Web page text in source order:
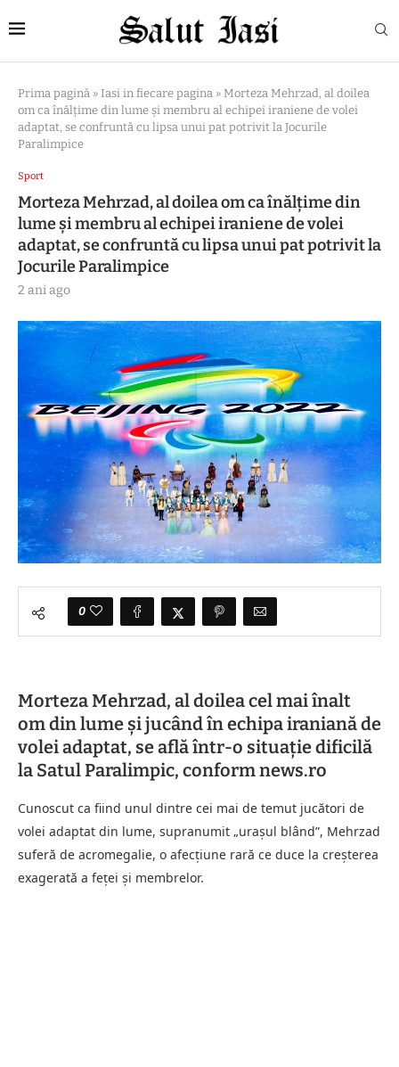
Prima pagină » Iasi in fiecare pagina » Morteza Mehrzad, al doilea
om ca înălțime din lume și membru al echipei iraniene de volei
adaptat, se confruntă cu lipsa unui pat potrivit la Jocurile
Paralimpice
Sport
Morteza Mehrzad, al doilea om ca înălțime din
lume și membru al echipei iraniene de volei
adaptat, se confruntă cu lipsa unui pat potrivit la
Jocurile Paralimpice
2 ani ago
0
Morteza Mehrzad, al doilea cel mai înalt
om din lume și jucând în echipa iraniană de
volei adaptat, se află într-o situație dificilă
la Satul Paralimpic, conform news.ro
Cunoscut ca fiind unul dintre cei mai de temut jucători de
volei adaptat din lume, supranumit „urașul blând”, Mehrzad
suferă de acromegalie, o afecțiune rară ce duce la creșterea
exagerată a feței și membrelor.